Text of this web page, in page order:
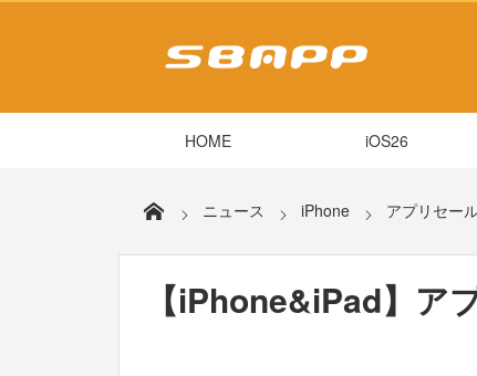
HOME iOS26
ニュース iPhone アプリセー
【iPhone&iPad】ア